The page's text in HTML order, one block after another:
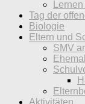
Tag der
Biologie
Eltern und
SMV
Aktivitäten